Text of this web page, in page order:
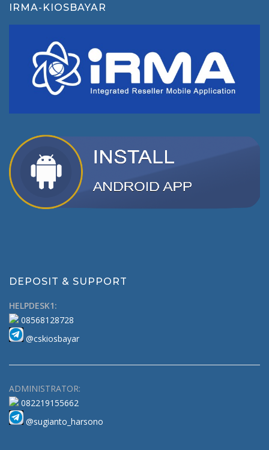
IRMA-KIOSBAYAR
DEPOSIT & SUPPORT
HELPDESK1:
08568128728
@cskiosbayar
ADMINISTRATOR:
082219155662
@sugianto_harsono